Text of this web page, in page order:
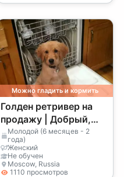
Можно гладить и кормить
Голден ретривер на
продажу | Добрый,
ласковый | Настоящий
семейный пёс
Молодой (6 месяцев - 2
года)
Женский
Не обучен
Moscow, Russia
1110 просмотров